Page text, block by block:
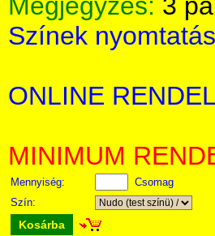
Színek
ONLINE
MINIMUM
Mennyiség:
Csomag
Szín:
Kosárba